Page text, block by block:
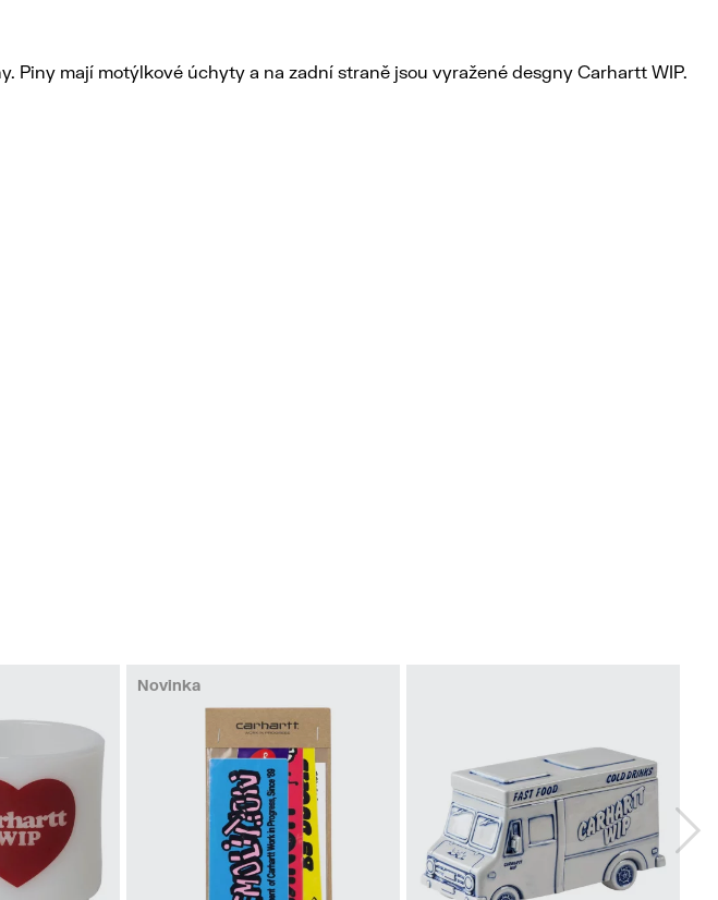
mají motýlkové úchyty a na zadní straně jsou vyražené desgny Carhartt WIP.
Novinka